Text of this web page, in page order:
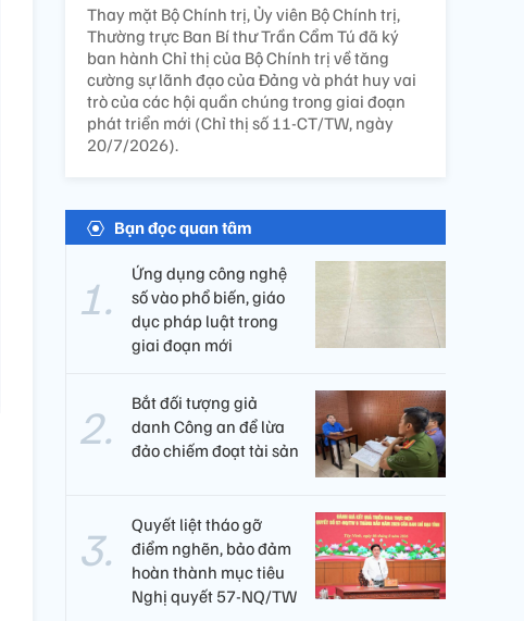
Thay mặt Bộ Chính trị, Ủy viên Bộ Chính trị,
Thường trực Ban Bí thư Trần Cẩm Tú đã ký
ban hành Chỉ thị của Bộ Chính trị về tăng
cường sự lãnh đạo của Đảng và phát huy vai
trò của các hội quần chúng trong giai đoạn
phát triển mới (Chỉ thị số 11-CT/TW, ngày
20/7/2026).
Bạn đọc quan tâm
Ứng dụng công nghệ
số vào phổ biến, giáo
dục pháp luật trong
giai đoạn mới
Bắt đối tượng giả
danh Công an để lừa
đảo chiếm đoạt tài sản
Quyết liệt tháo gỡ
điểm nghẽn, bảo đảm
hoàn thành mục tiêu
Nghị quyết 57-NQ/TW